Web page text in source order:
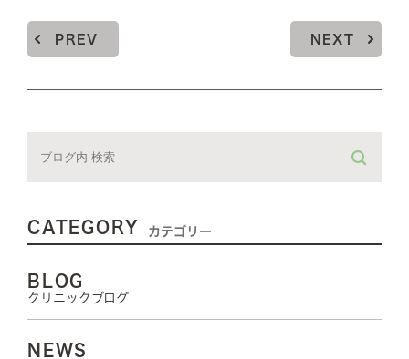
PREV NEXT
CATEGORY カテゴリー
BLOG
クリニックブログ
NEWS